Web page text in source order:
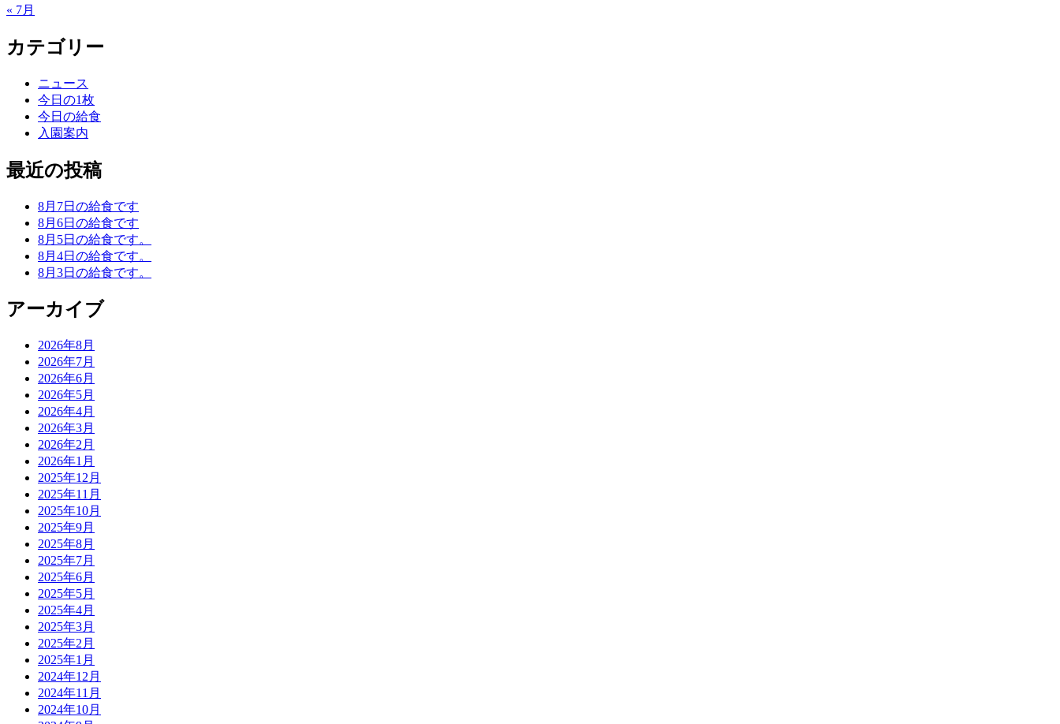
« 7月
カテゴリー
ニュース
今日の1枚
今日の給食
入園案内
最近の投稿
8月7日の給食です
8月6日の給食です
8月5日の給食です。
8月4日の給食です。
8月3日の給食です。
アーカイブ
2026年8月
2026年7月
2026年6月
2026年5月
2026年4月
2026年3月
2026年2月
2026年1月
2025年12月
2025年11月
2025年10月
2025年9月
2025年8月
2025年7月
2025年6月
2025年5月
2025年4月
2025年3月
2025年2月
2025年1月
2024年12月
2024年11月
2024年10月